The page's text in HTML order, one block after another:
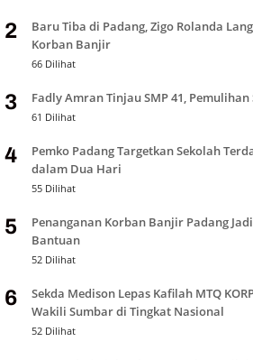
2
Baru Tiba di Padang, Zigo Rolanda
Korban Banjir
66 Dilihat
3 Fadly Amran Tinjau SMP 41,
61 Dilihat
4
Pemko Padang Targetkan Sekolah
dalam Dua Hari
55 Dilihat
5
Penanganan Korban Banjir Padang
Bantuan
52 Dilihat
6
Sekda Medison Lepas Kafilah MTQ
Wakili Sumbar di Tingkat Nasional
52 Dilihat